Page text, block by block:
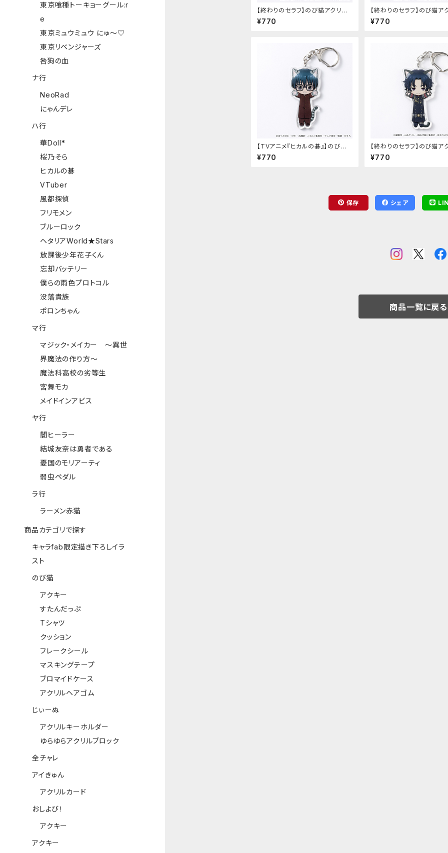
【終わりのセラフ】のび猫アクリル
キーホルダー（百夜優一郎）
¥770
【終わりのセラフ】のび猫ア
キーホルダー（百夜ミカエラ
¥770
【TVアニメ『ヒカルの碁』】のび猫
アクリルキーホルダー（筒井 公宏）
¥770
【終わりのセラフ】のび猫ア
キーホルダー（一瀬グレン）
¥770
保存 シェア
商品一覧に戻る
東京喰種トーキョーグール:r
e
東京ミュウミュウ にゅ～♡
東京リベンジャーズ
咎狗の血
ナ行
NeoRad
にゃんデレ
ハ行
華Doll*
桜乃そら
ヒカルの碁
VTuber
風都探偵
フリモメン
ブルーロック
ヘタリアWorld★Stars
放課後少年花子くん
忘却バッテリー
僕らの雨色プロトコル
没落貴族
ポロンちゃん
マ行
マジック・メイカー ～異世
界魔法の作り方～
魔法科高校の劣等生
宮舞モカ
メイドインアビス
ヤ行
闇ヒーラー
結城友奈は勇者である
憂国のモリアーティ
弱虫ペダル
ラ行
ラーメン赤猫
商品カテゴリで探す
キャラfab限定描き下ろしイラ
スト
のび猫
アクキー
すたんだっぷ
Tシャツ
クッション
フレークシール
マスキングテープ
ブロマイドケース
アクリルヘアゴム
じぃーぬ
アクリルキーホルダー
ゆらゆらアクリルブロック
全チャレ
アイきゅん
アクリルカード
おしよび！
アクキー
アクキー